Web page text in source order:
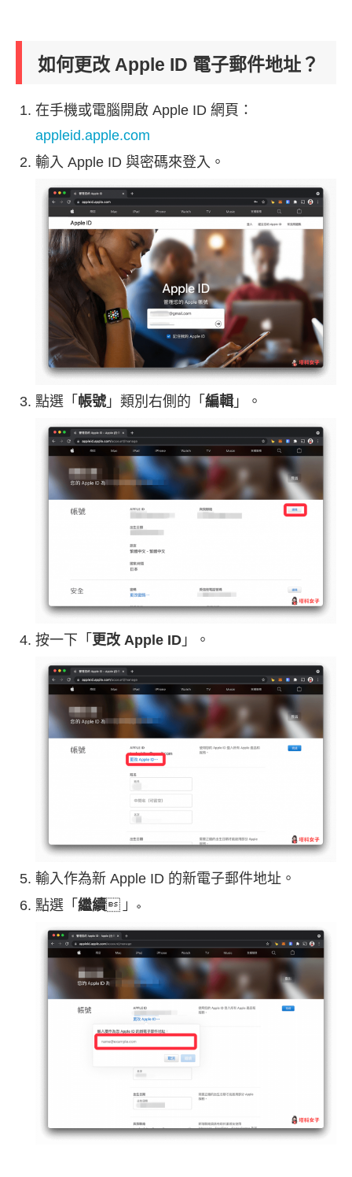
如何更改 Apple ID 電子郵件地址？
在手機或電腦開啟 Apple ID 網頁：
appleid.apple.com
輸入 Apple ID 與密碼來登入。
點選「 帳號」類別右側的「 編輯 」。
按一下「 更改 Apple ID 」。
輸入作為新 Apple ID 的新電子郵件地址。
點選「 繼續」。